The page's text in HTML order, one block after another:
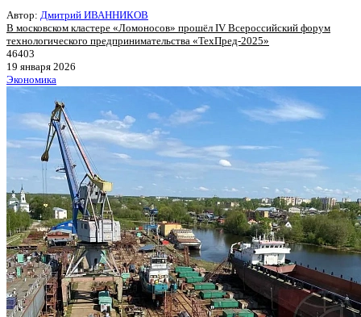
Автор: Дмитрий ИВАННИКОВ
В московском кластере «Ломоносов» прошёл IV Всероссийский форум
технологического предпринимательства «ТехПред-2025»
46403
19 января 2026
Экономика